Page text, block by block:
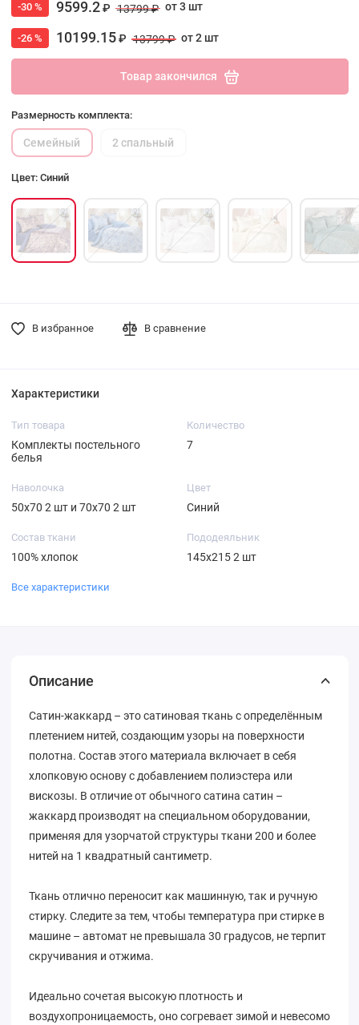
-30 % 9599.2₽ 13799 ₽ от 3 шт
-26 % 10199.15₽ 13799 ₽ от 2 шт
Товар закончился
Размерность комплекта:
Семейный 2 спальный
Цвет: Синий
В избранное В сравнение
Характеристики
Тип товара
Комплекты постельного
белья
Количество
7
Наволочка
50х70 2 шт и 70х70 2 шт
Цвет
Синий
Состав ткани
100% хлопок
Пододеяльник
145х215 2 шт
Все характеристики
Описание
Сатин-жаккард – это сатиновая ткань с определённым
плетением нитей, создающим узоры на поверхности
полотна. Состав этого материала включает в себя
хлопковую основу с добавлением полиэстера или
вискозы. В отличие от обычного сатина сатин –
жаккард производят на специальном оборудовании,
применяя для узорчатой структуры ткани 200 и более
нитей на 1 квадратный сантиметр.
Ткань отлично переносит как машинную, так и ручную
стирку. Следите за тем, чтобы температура при стирке в
машине – автомат не превышала 30 градусов, не терпит
скручивания и отжима.
Идеально сочетая высокую плотность и
воздухопроницаемость, оно согревает зимой и невесомо